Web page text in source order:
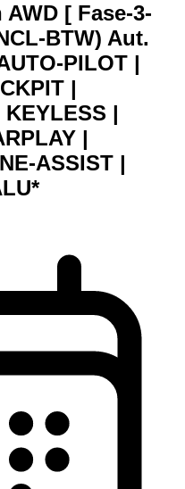
[ Fase-3-
BTW) Aut.
PILOT |
|
|
|
ASSIST |